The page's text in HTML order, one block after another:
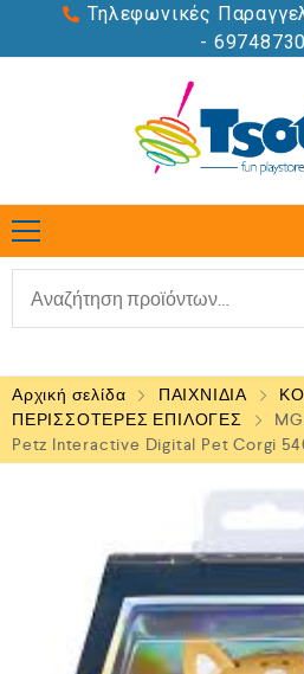
Τηλεφωνικές
-
Αρχική σελίδα ΠΑΙΧΝΙΔΙΑ
ΠΕΡΙΣΣΟΤΕΡΕΣ ΕΠΙΛΟΓΕΣ
Petz Interactive Digital Pet Corgi